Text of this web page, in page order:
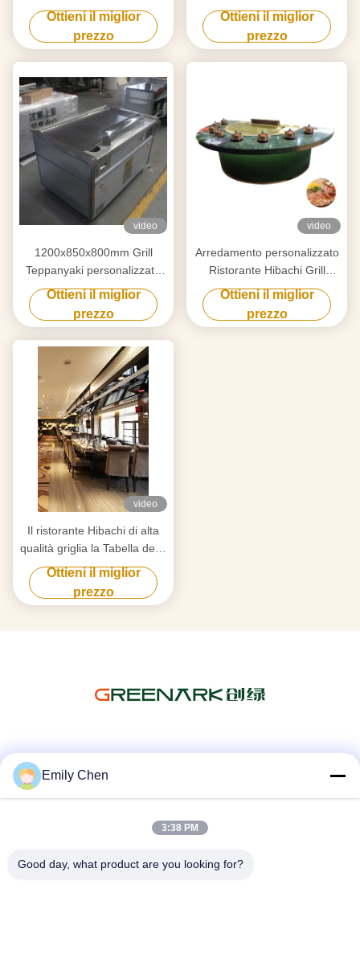
Personalizzata in Acciaio
Ottieni il miglior
prezzo
Temperatura 50-300C
Ottieni il miglior
prezzo
video
1200x850x800mm Grill
Teppanyaki personalizzato
per mobili da decorazione
Ottieni il miglior
prezzo
video
Arredamento personalizzato
Ristorante Hibachi Grill
Superficie di cottura piatta
Ottieni il miglior
prezzo
video
Il ristorante Hibachi di alta
qualità griglia la Tabella della
griglia di Teppanyaki per 7-
Ottieni il miglior
prezzo
Contatto rapido
Telefono
Emily Chen
3:38 PM
Good day, what product are you looking for?